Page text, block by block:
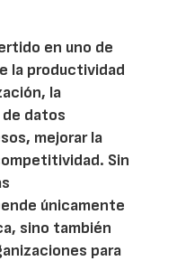
en uno de
la productividad
la
datos
mejorar la
Sin
únicamente
sino también
para